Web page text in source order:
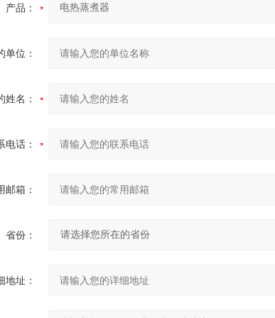
产品：
单位：
姓名：
电话：
邮箱：
省份：
地址：